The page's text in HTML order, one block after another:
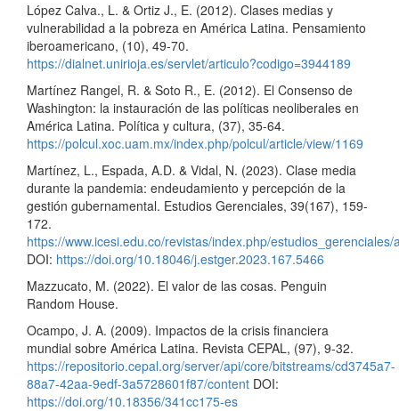
López Calva., L. & Ortiz J., E. (2012). Clases medias y
vulnerabilidad a la pobreza en América Latina. Pensamiento
iberoamericano, (10), 49-70.
https://dialnet.unirioja.es/servlet/articulo?codigo=3944189
Martínez Rangel, R. & Soto R., E. (2012). El Consenso de
Washington: la instauración de las políticas neoliberales en
América Latina. Política y cultura, (37), 35-64.
https://polcul.xoc.uam.mx/index.php/polcul/article/view/1169
Martínez, L., Espada, A.D. & Vidal, N. (2023). Clase media
durante la pandemia: endeudamiento y percepción de la
gestión gubernamental. Estudios Gerenciales, 39(167), 159-
172.
https://www.icesi.edu.co/revistas/index.php/
DOI: https://doi.org/10.18046/j.estger.2023.167.5466
Mazzucato, M. (2022). El valor de las cosas. Penguin
Random House.
Ocampo, J. A. (2009). Impactos de la crisis financiera
mundial sobre América Latina. Revista CEPAL, (97), 9-32.
https://repositorio.cepal.org/server/api/core/bitstreams/cd3745a7-
88a7-42aa-9edf-3a5728601f87/content DOI:
https://doi.org/10.18356/341cc175-es